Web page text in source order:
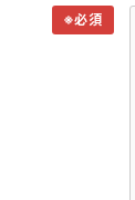
※必須